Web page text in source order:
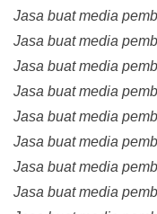
Jasa buat media
Jasa buat media
Jasa buat media
Jasa buat media
Jasa buat media
Jasa buat media
Jasa buat media
Jasa buat media